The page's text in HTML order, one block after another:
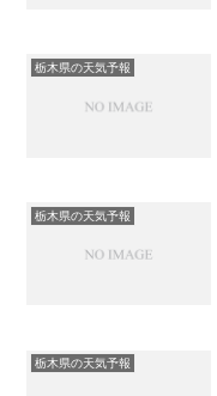
栃木県の天気予報
栃木県の天気予報
栃木県の天気予報